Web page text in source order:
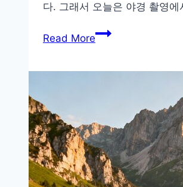
뷰
다. 그래서 오늘은 야경 촬영
Read More삼
터
릴
리
즈